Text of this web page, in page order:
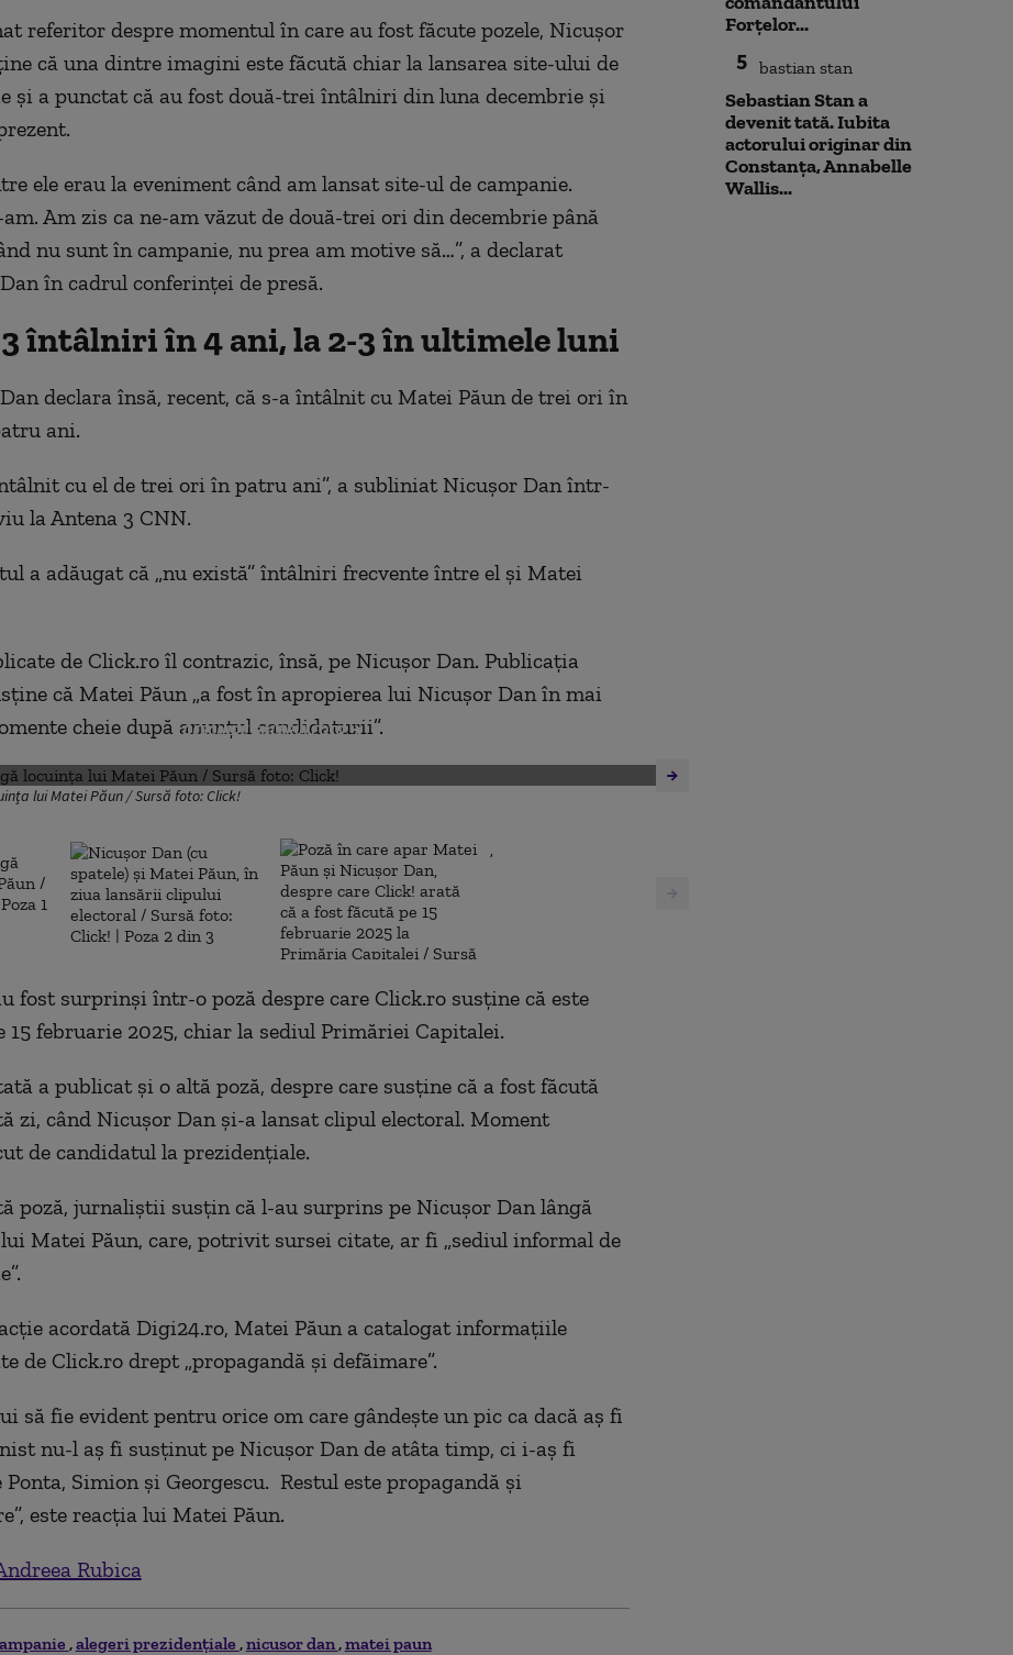
referitor despre momentul în care au fost făcute pozele, Nicușor
că una dintre imagini este făcută chiar la lansarea site-ului de
și a punctat că au fost două-trei întâlniri din luna decembrie și
ele erau la eveniment când am lansat site-ul de campanie.
Am zis ca ne-am văzut de două-trei ori din decembrie până
nu sunt în campanie, nu prea am motive să…”, a declarat
în cadrul conferinței de presă.
3 întâlniri în 4 ani, la 2-3 în ultimele luni
declara însă, recent, că s-a întâlnit cu Matei Păun de trei ori în
ani.
cu el de trei ori în patru ani”, a subliniat Nicușor Dan într-
la Antena 3 CNN.
a adăugat că „nu există” întâlniri frecvente între el și Matei
de Click.ro îl contrazic, însă, pe Nicușor Dan. Publicația
că Matei Păun „a fost în apropierea lui Nicușor Dan în mai
cheie după anunțul candidaturii”.
lui Matei Păun / Sursă foto: Click!
DESCHIDE GALERIA FOTO
,
fost surprinși într-o poză despre care Click.ro susține că este
15 februarie 2025, chiar la sediul Primăriei Capitalei.
a publicat și o altă poză, despre care susține că a fost făcută
zi, când Nicușor Dan și-a lansat clipul electoral. Moment
de candidatul la prezidențiale.
poză, jurnaliștii susțin că l-au surprins pe Nicușor Dan lângă
Matei Păun, care, potrivit sursei citate, ar fi „sediul informal de
acordată Digi24.ro, Matei Păun a catalogat informațiile
de Click.ro drept „propagandă și defăimare”.
să fie evident pentru orice om care gândește un pic ca dacă aș fi
nu-l aș fi susținut pe Nicușor Dan de atâta timp, ci i-aș fi
Ponta, Simion și Georgescu. Restul este propagandă și
este reacția lui Matei Păun.
Rubica
alegeri prezidențiale nicusor dan matei paun
Forțelor...
5
Sebastian Stan a
devenit tată. Iubita
actorului originar din
Constanța, Annabelle
Wallis...